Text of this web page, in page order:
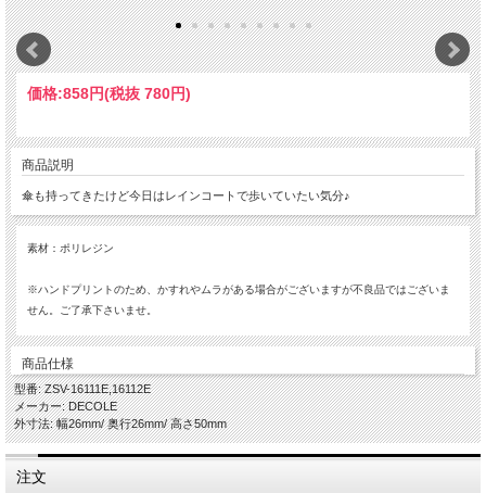
価格:858円(税抜 780円)
商品説明
傘も持ってきたけど今日はレインコートで歩いていたい気分♪
素材：ポリレジン
※ハンドプリントのため、かすれやムラがある場合がございますが不良品ではございま
せん。ご了承下さいませ。
商品仕様
型番: ZSV-16111E,16112E
メーカー: DECOLE
外寸法: 幅26mm/ 奥行26mm/ 高さ50mm
注文